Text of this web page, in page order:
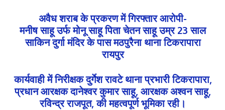
अवैध शराब के प्रकरण में गिरफ्तार आरोपी-
मनीष साहू उर्फ मोनू साहू पिता चेतन साहू उम्र 23 साल
साकिन दुर्गा मंदिर के पास मठपुरैना थाना टिकरापारा
रायपुर
कार्यवाही में निरीक्षक दुर्गेश रावटे थाना प्रभारी टिकरापारा,
प्रधान आरक्षक दानेश्वर कुमार साहू, आरक्षक अश्वन साहू,
रविन्द्र राजपूत, की महत्वपूर्ण भूमिका रही।